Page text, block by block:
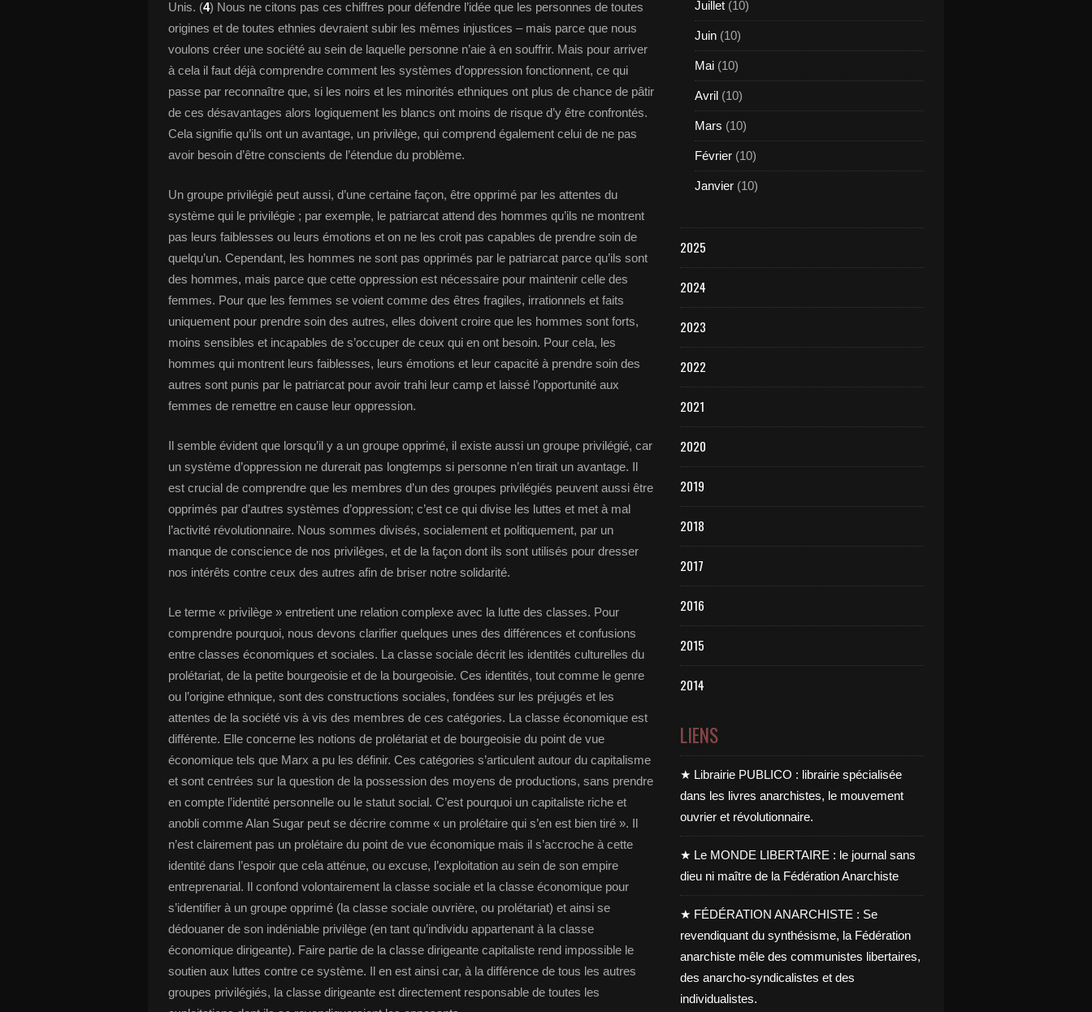
Unis. (4) Nous ne citons pas ces chiffres pour défendre l’idée que les personnes de toutes
origines et de toutes ethnies devraient subir les mêmes injustices – mais parce que nous
voulons créer une société au sein de laquelle personne n’aie à en souffrir. Mais pour arriver
à cela il faut déjà comprendre comment les systèmes d’oppression fonctionnent, ce qui
passe par reconnaître que, si les noirs et les minorités ethniques ont plus de chance de pâtir
de ces désavantages alors logiquement les blancs ont moins de risque d’y être confrontés.
Cela signifie qu’ils ont un avantage, un privilège, qui comprend également celui de ne pas
avoir besoin d’être conscients de l’étendue du problème.
Un groupe privilégié peut aussi, d’une certaine façon, être opprimé par les attentes du
système qui le privilégie ; par exemple, le patriarcat attend des hommes qu’ils ne montrent
pas leurs faiblesses ou leurs émotions et on ne les croit pas capables de prendre soin de
quelqu’un. Cependant, les hommes ne sont pas opprimés par le patriarcat parce qu’ils sont
des hommes, mais parce que cette oppression est nécessaire pour maintenir celle des
femmes. Pour que les femmes se voient comme des êtres fragiles, irrationnels et faits
uniquement pour prendre soin des autres, elles doivent croire que les hommes sont forts,
moins sensibles et incapables de s’occuper de ceux qui en ont besoin. Pour cela, les
hommes qui montrent leurs faiblesses, leurs émotions et leur capacité à prendre soin des
autres sont punis par le patriarcat pour avoir trahi leur camp et laissé l’opportunité aux
femmes de remettre en cause leur oppression.
Il semble évident que lorsqu’il y a un groupe opprimé, il existe aussi un groupe privilégié, car
un système d’oppression ne durerait pas longtemps si personne n’en tirait un avantage. Il
est crucial de comprendre que les membres d’un des groupes privilégiés peuvent aussi être
opprimés par d’autres systèmes d’oppression; c’est ce qui divise les luttes et met à mal
l’activité révolutionnaire. Nous sommes divisés, socialement et politiquement, par un
manque de conscience de nos privilèges, et de la façon dont ils sont utilisés pour dresser
nos intérêts contre ceux des autres afin de briser notre solidarité.
Le terme « privilège » entretient une relation complexe avec la lutte des classes. Pour
comprendre pourquoi, nous devons clarifier quelques unes des différences et confusions
entre classes économiques et sociales. La classe sociale décrit les identités culturelles du
prolétariat, de la petite bourgeoisie et de la bourgeoisie. Ces identités, tout comme le genre
ou l’origine ethnique, sont des constructions sociales, fondées sur les préjugés et les
attentes de la société vis à vis des membres de ces catégories. La classe économique est
différente. Elle concerne les notions de prolétariat et de bourgeoisie du point de vue
économique tels que Marx a pu les définir. Ces catégories s’articulent autour du capitalisme
et sont centrées sur la question de la possession des moyens de productions, sans prendre
en compte l’identité personnelle ou le statut social. C’est pourquoi un capitaliste riche et
anobli comme Alan Sugar peut se décrire comme « un prolétaire qui s’en est bien tiré ». Il
n’est clairement pas un prolétaire du point de vue économique mais il s’accroche à cette
identité dans l’espoir que cela atténue, ou excuse, l’exploitation au sein de son empire
entreprenarial. Il confond volontairement la classe sociale et la classe économique pour
s’identifier à un groupe opprimé (la classe sociale ouvrière, ou prolétariat) et ainsi se
dédouaner de son indéniable privilège (en tant qu’individu appartenant à la classe
économique dirigeante). Faire partie de la classe dirigeante capitaliste rend impossible le
soutien aux luttes contre ce système. Il en est ainsi car, à la différence de tous les autres
groupes privilégiés, la classe dirigeante est directement responsable de toutes les
Juillet (10)
Juin (10)
Mai (10)
Avril (10)
Mars (10)
Février (10)
Janvier (10)
2025
2024
2023
2022
2021
2020
2019
2018
2017
2016
2015
2014
LIENS
★ Librairie PUBLICO : librairie spécialisée
dans les livres anarchistes, le mouvement
ouvrier et révolutionnaire.
★ Le MONDE LIBERTAIRE : le journal sans
dieu ni maître de la Fédération Anarchiste
★ FÉDÉRATION ANARCHISTE : Se
revendiquant du synthésisme, la Fédération
anarchiste mêle des communistes libertaires,
des anarcho-syndicalistes et des
individualistes.